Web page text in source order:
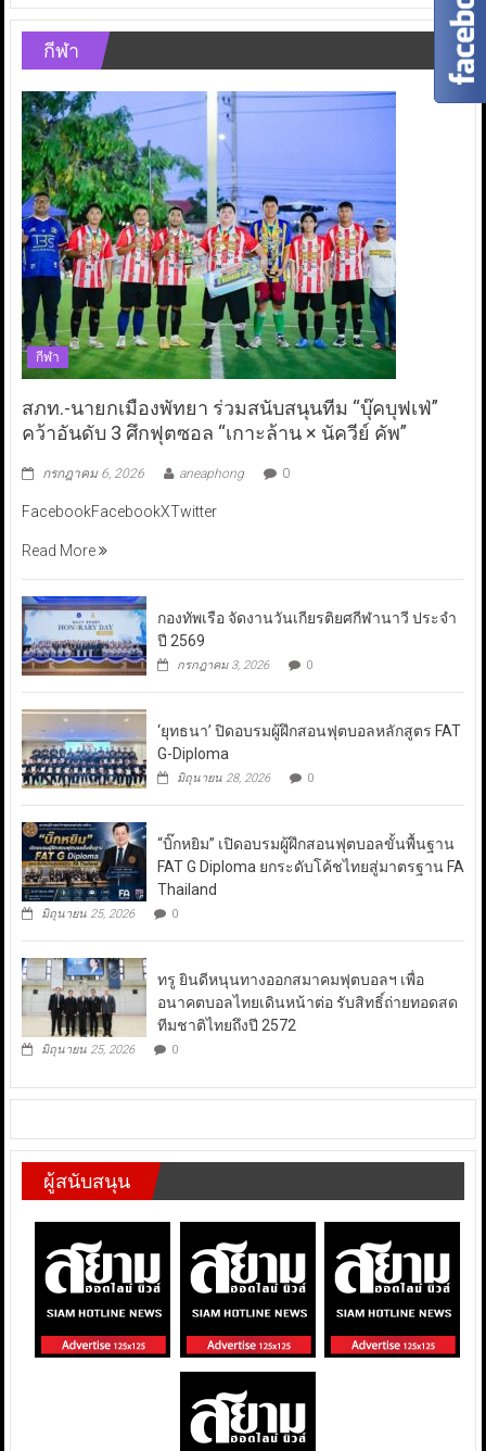
กีฬา
กีฬา
สภท.-นายกเมืองพัทยา ร่วมสนับสนุนทีม “บุ๊คบุฟเฟ่”
คว้าอันดับ 3 ศึกฟุตซอล “เกาะล้าน × นัควีย์ คัพ”
กรกฎาคม 6, 2026 aneaphong 0
FacebookFacebookXTwitter
Read More
กองทัพเรือ จัดงานวันเกียรติยศกีฬานาวี ประจำ
ปี 2569
กรกฎาคม 3, 2026 0
‘ยุทธนา’ ปิดอบรมผู้ฝึกสอนฟุตบอลหลักสูตร FAT
G-Diploma
มิถุนายน 28, 2026 0
“บิ๊กหยิม” เปิดอบรมผู้ฝึกสอนฟุตบอลขั้นพื้นฐาน
FAT G Diploma ยกระดับโค้ชไทยสู่มาตรฐาน FA
Thailand
มิถุนายน 25, 2026 0
ทรู ยินดีหนุนทางออกสมาคมฟุตบอลฯ เพื่อ
อนาคตบอลไทยเดินหน้าต่อ รับสิทธิ์ถ่ายทอดสด
ทีมชาติไทยถึงปี 2572
มิถุนายน 25, 2026 0
ผู้สนับสนุน